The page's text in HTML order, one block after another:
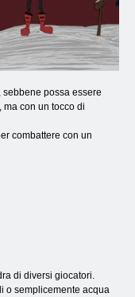
possa essere
con un tocco di
combattere con un
di diversi giocatori.
o semplicemente acqua